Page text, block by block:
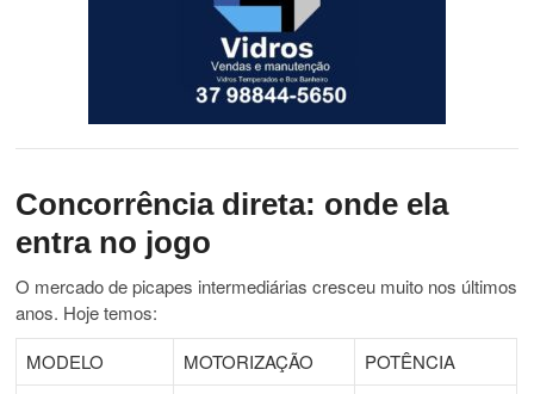
Concorrência direta: onde ela
entra no jogo
O mercado de picapes intermediárias cresceu muito nos últimos
anos. Hoje temos:
MODELO
MOTORIZAÇÃO
POTÊNCIA